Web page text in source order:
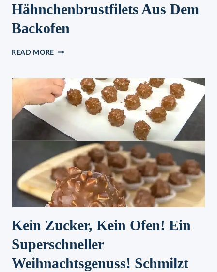
Hähnchenbrustfilets Aus Dem
Backofen
READ MORE HÄHNCHENBRUSTFILETS
BACKOFEN
Kein Zucker, Kein Ofen! Ein
Superschneller
Weihnachtsgenuss! Schmilzt